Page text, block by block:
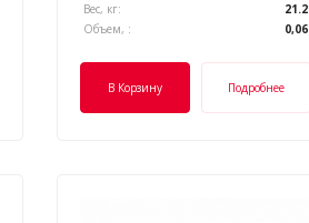
Вес, кг:
21.2
Объем, :
0,06
В Корзину Подробнее